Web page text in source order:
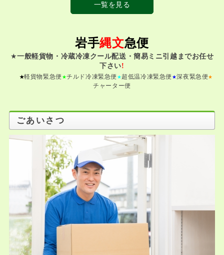
一覧を見る
岩手縄文急便
★一般軽貨物・冷蔵冷凍クール配送・簡易ミニ引越までお任せ
下さい!
★軽貨物緊急便 ★チルド冷凍緊急便 ★超低温冷凍緊急便 ★深夜緊急便★
チャーター便
ごあいさつ